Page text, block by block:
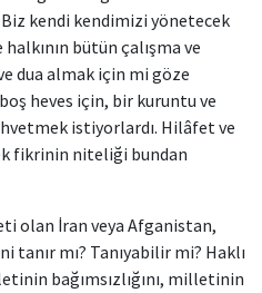
Biz kendi kendimizi yönetecek
bütün çalışma ve
dua almak için mi göze
heves için, bir kuruntu ve
istiyorlardı. Hilâfet ve
fikrinin niteliği bundan
olan İran veya Afganistan,
mı? Tanıyabilir mi? Haklı
bağımsızlığını, milletinin